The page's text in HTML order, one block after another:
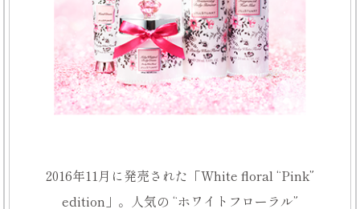
2016年11月に発売された 「White floral “Pink”
edition」。 人気の “ホワイトフローラル”